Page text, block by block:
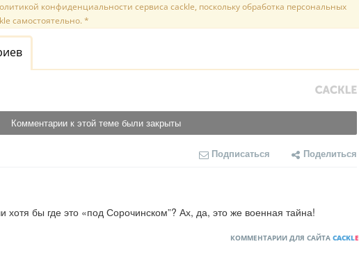
конфиденциальности сервиса cackle, поскольку обработка персональных
самостоятельно. *
Комментарии к этой теме были закрыты
Подписаться Поделиться
бы где это «под Сорочинском”? Ах, да, это же военная тайна!
КОММЕНТАРИИ ДЛЯ САЙТА CACKLE